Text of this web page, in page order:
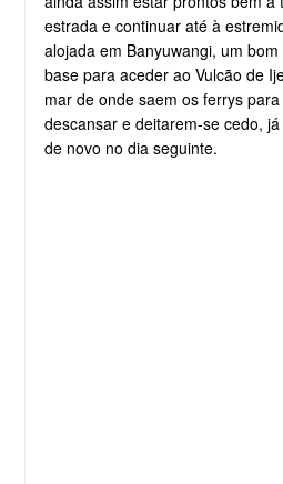
estrada e continuar até à
alojada em Banyuwangi, um
base para aceder ao Vulcão de
mar de onde saem os ferrys
descansar e deitarem-se cedo,
de novo no dia seguinte.